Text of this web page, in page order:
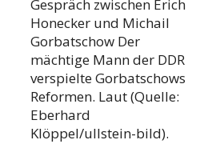
Gespräch zwischen Erich
Honecker und Michail
Gorbatschow Der
mächtige Mann der DDR
verspielte Gorbatschows
Reformen. Laut (Quelle:
Eberhard
Klöppel/ullstein-bild).